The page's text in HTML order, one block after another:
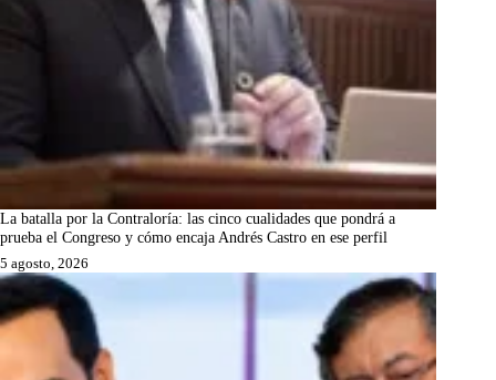
La batalla por la Contraloría: las cinco cualidades que pondrá a
prueba el Congreso y cómo encaja Andrés Castro en ese perfil
5 agosto, 2026